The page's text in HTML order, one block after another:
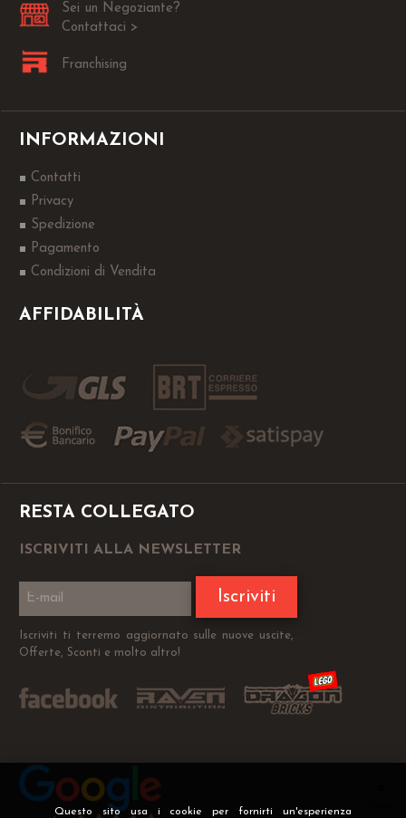
Questo sito usa i cookie per fornirti un'esperienza
Sei un Negoziante?
Contattaci >
Franchising
INFORMAZIONI
Contatti
Privacy
Spedizione
Pagamento
Condizioni di Vendita
AFFIDABILITÀ
RESTA COLLEGATO
ISCRIVITI ALLA NEWSLETTER
Iscriviti
Iscriviti ti terremo aggiornato sulle nuove uscite,
Offerte, Sconti e molto altro!